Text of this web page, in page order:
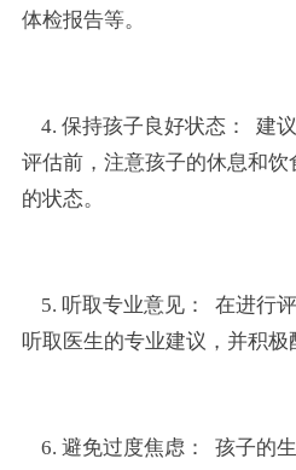
体检报告等。
4. 保持孩子良好状态： 建
评估前，注意孩子的休息和
的状态。
5. 听取专业意见： 在进行
听取医生的专业建议，并积极
6. 避免过度焦虑： 孩子的